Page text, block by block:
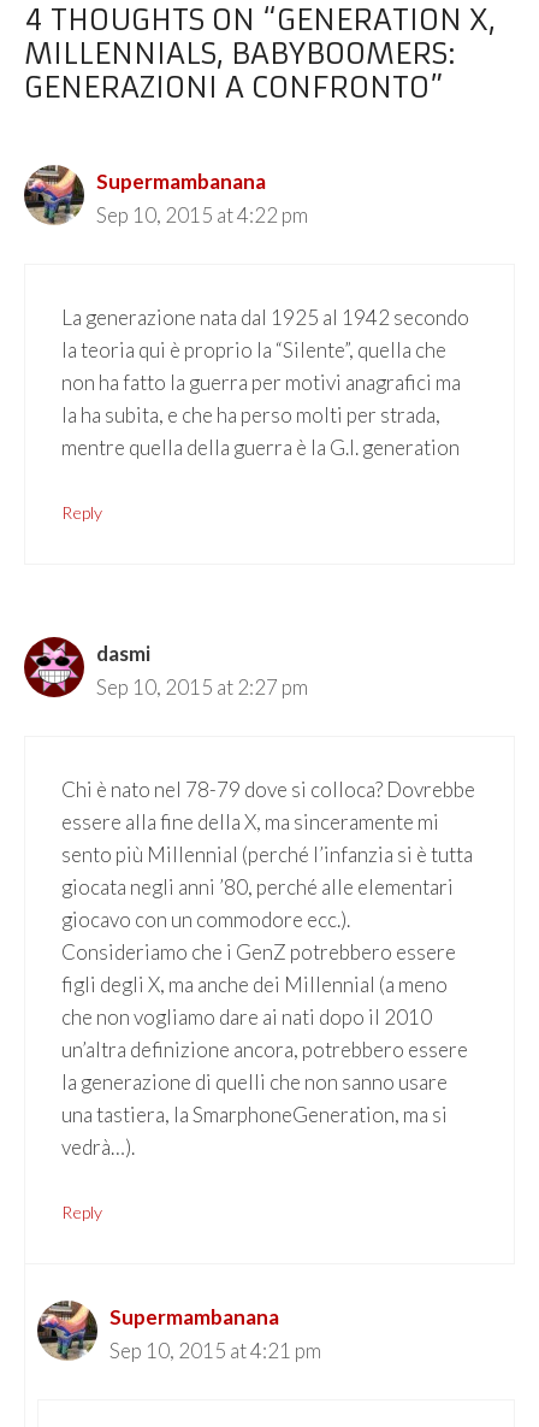
4 THOUGHTS ON “GENERATION X,
MILLENNIALS, BABYBOOMERS:
GENERAZIONI A CONFRONTO”
Supermambanana
Sep 10, 2015 at 4:22 pm
La generazione nata dal 1925 al 1942 secondo
la teoria qui è proprio la “Silente”, quella che
non ha fatto la guerra per motivi anagrafici ma
la ha subita, e che ha perso molti per strada,
mentre quella della guerra è la G.I. generation
Reply
dasmi
Sep 10, 2015 at 2:27 pm
Chi è nato nel 78-79 dove si colloca? Dovrebbe
essere alla fine della X, ma sinceramente mi
sento più Millennial (perché l’infanzia si è tutta
giocata negli anni ’80, perché alle elementari
giocavo con un commodore ecc.).
Consideriamo che i GenZ potrebbero essere
figli degli X, ma anche dei Millennial (a meno
che non vogliamo dare ai nati dopo il 2010
un’altra definizione ancora, potrebbero essere
la generazione di quelli che non sanno usare
una tastiera, la SmarphoneGeneration, ma si
vedrà…).
Reply
Supermambanana
Sep 10, 2015 at 4:21 pm